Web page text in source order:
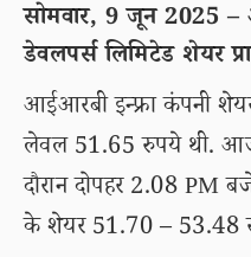
सोमवार, 9 जून 2025 –
डेवलपर्स लिमिटेड शेयर
आईआरबी इन्फ्रा कंपनी
लेवल 51.65 रुपये थी.
दौरान दोपहर 2.08 PM
के शेयर 51.70 – 53.48